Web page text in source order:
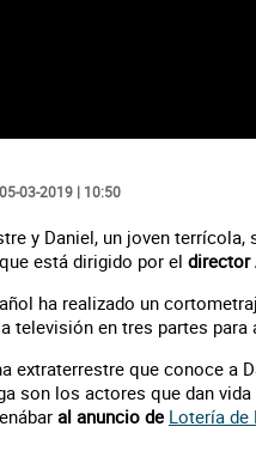
03-2019 | 10:50
y Daniel, un joven
está dirigido por el director
ha realizado un
televisión en tres partes para
extraterrestre que conoce a
son los actores que dan
al anuncio de Lotería de